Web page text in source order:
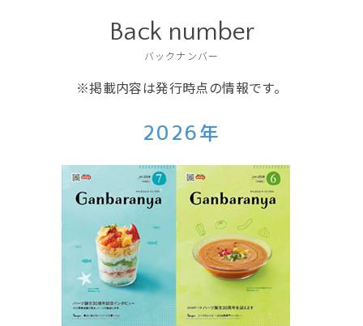
Back number
バックナンバー
※掲載内容は発行時点の情報です。
2026年